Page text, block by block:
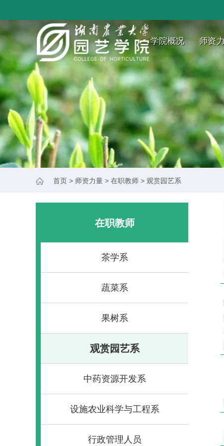
学院概况 师资
首页 > 师资力量 > 在职教师 > 观赏园艺系
在职教师
茶学系
蔬菜系
果树系
观赏园艺系
中药资源开发系
设施农业科学与工程系
行政管理人员